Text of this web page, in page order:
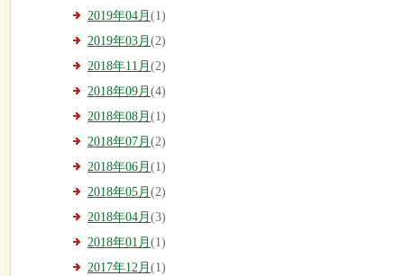
2019年04月 (1)
2019年03月 (2)
2018年11月 (2)
2018年09月 (4)
2018年08月 (1)
2018年07月 (2)
2018年06月 (1)
2018年05月 (2)
2018年04月 (3)
2018年01月 (1)
2017年12月 (1)